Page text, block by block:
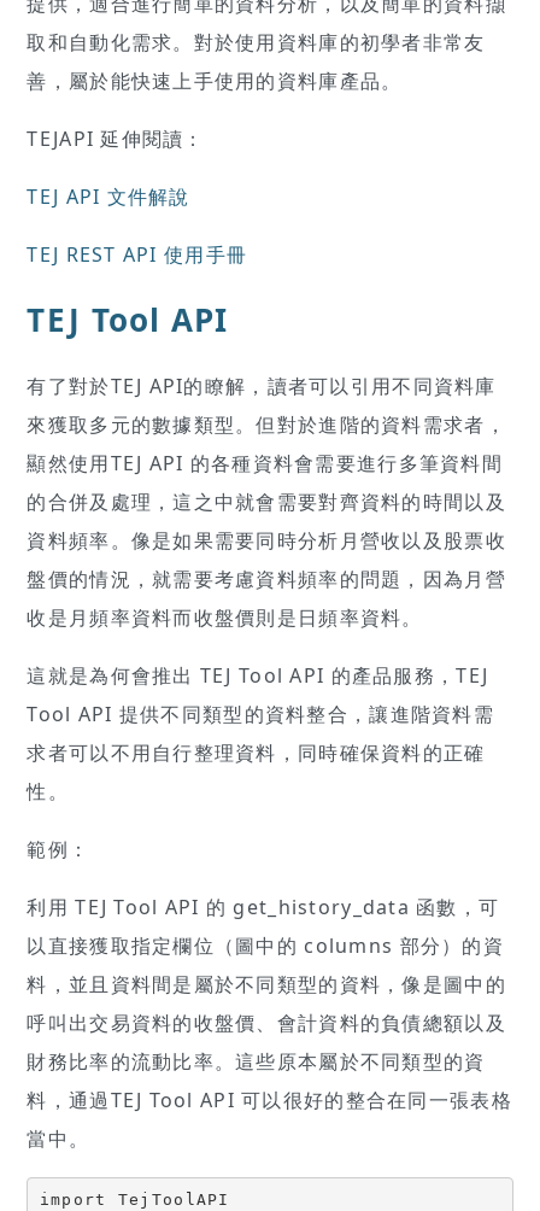
取和自動化需求。對於使用資料庫的初學者非常友
善，屬於能快速上手使用的資料庫產品。
TEJAPI 延伸閱讀：
TEJ API 文件解說
TEJ REST API 使用手冊
TEJ Tool API
有了對於TEJ API的瞭解，讀者可以引用不同資料庫
來獲取多元的數據類型。但對於進階的資料需求者，
顯然使用TEJ API 的各種資料會需要進行多筆資料間
的合併及處理，這之中就會需要對齊資料的時間以及
資料頻率。像是如果需要同時分析月營收以及股票收
盤價的情況，就需要考慮資料頻率的問題，因為月營
收是月頻率資料而收盤價則是日頻率資料。
這就是為何會推出 TEJ Tool API 的產品服務，TEJ
Tool API 提供不同類型的資料整合，讓進階資料需
求者可以不用自行整理資料，同時確保資料的正確
性。
範例：
利用 TEJ Tool API 的 get_history_data 函數，可
以直接獲取指定欄位（圖中的 columns 部分）的資
料，並且資料間是屬於不同類型的資料，像是圖中的
呼叫出交易資料的收盤價、會計資料的負債總額以及
財務比率的流動比率。這些原本屬於不同類型的資
料，通過TEJ Tool API 可以很好的整合在同一張表格
當中。
import TejToolAPI